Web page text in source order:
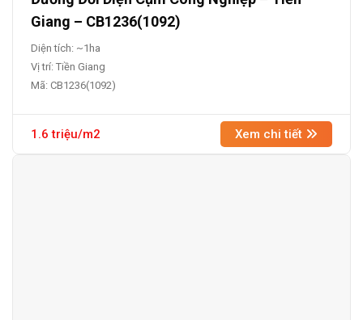
Giang – CB1236(1092)
Diện tích: ~1ha
Vị trí: Tiền Giang
Mã: CB1236(1092)
1.6 triệu/m2 Xem chi tiết